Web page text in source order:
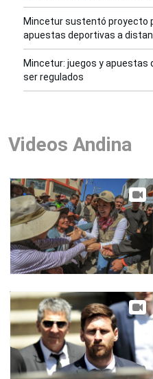
Mincetur sustentó proyecto
apuestas deportivas a
Mincetur: juegos y apuestas
ser regulados
Videos Andina